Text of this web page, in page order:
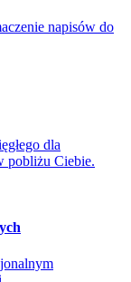
napisów do
dla
pobliżu Ciebie.